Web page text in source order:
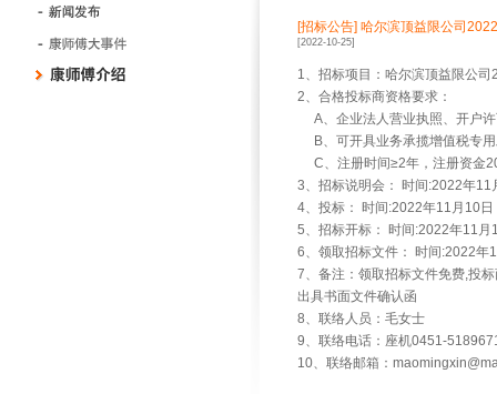
[招标公告] 哈尔滨顶益限公司
[2022-10-25]
1、招标项目：哈尔滨顶益限公
2、合格投标商资格要求：
A、企业法人营业执照、开户许
B、可开具业务承揽增值税专
C、注册时间≥2年，注册资金
3、招标说明会： 时间:2022年
4、投标： 时间:2022年11月10
5、招标开标： 时间:2022年11
6、领取招标文件： 时间:2022
7、备注：领取招标文件免费,投
出具书面文件确认函
8、联络人员：毛女士
9、联络电话：座机0451-
10、联络邮箱：